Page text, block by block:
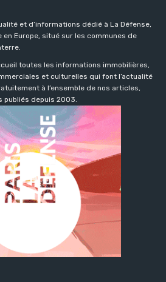
et d’informations dédié à La Défense,
en Europe, situé sur les communes de
toutes les informations immobilières,
et culturelles qui font l’actualité
à l’ensemble de nos articles,
publiés depuis 2003.